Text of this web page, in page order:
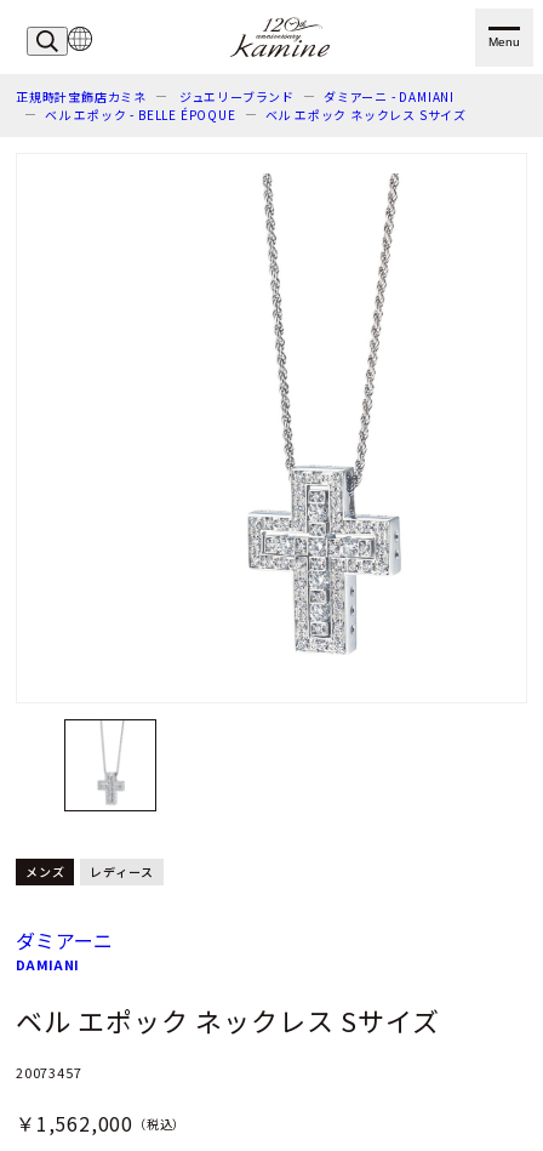
Menu
正規時計宝飾店カミネ ジュエリーブランド
ダミアーニ - DAMIANI
ベル エポック - BELLE ÉPOQUE
ベル エポック ネックレス Sサイズ
メンズ レディース
ダミアーニ
DAMIANI
ベル エポック ネックレス Sサイズ
20073457
￥1,562,000 （税込）